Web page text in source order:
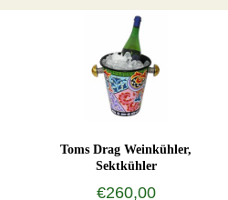
Toms Drag Weinkühler,
Sektkühler
€260,00